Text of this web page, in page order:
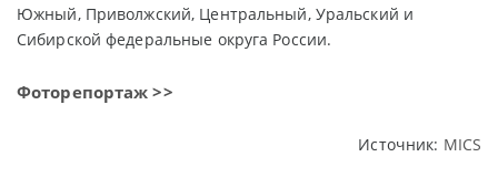
Южный, Приволжский, Центральный, Уральский и
Сибирской федеральные округа России.
Фоторепортаж >>
Источник: MICS